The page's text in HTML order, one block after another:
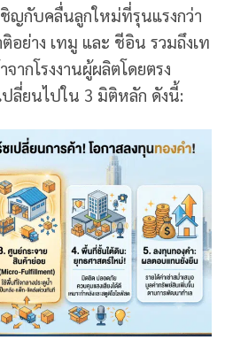
ชิญกับคลื่นลูกใหม่ที่รุนแรงกว่า
ย่าง เทมู และ ชีอิน รวมถึงเท
ากโรงงานผู้ผลิตโดยตรง
ลี่ยนไปใน 3 มิติหลัก ดังนี้: